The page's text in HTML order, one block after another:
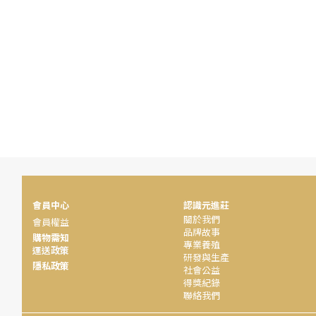
會員中心
會員權益
購物需知
運送政策
隱私政策
認識元進莊
關於我們
品牌故事
專業養殖
研發與生產
社會公益
得獎紀錄
聯絡我們